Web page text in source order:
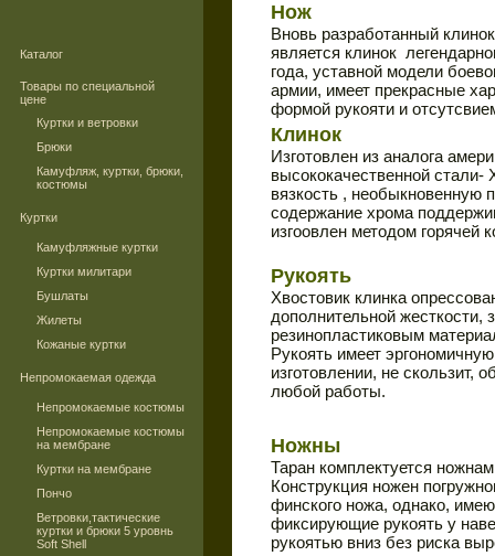
Каталог
Товары по специальной
цене
Куртки и ветровки
Брюки
Камуфляж, куртки, брюки,
костюмы
Куртки
Камуфляжные куртки
Куртки милитари
Бушлаты
Жилеты
Кожаные куртки
Непромокаемая одежда
Непромокаемые костюмы
Непромокаемые костюмы
на мембране
Куртки на мембране
Пончо
Ветровки,тактические
куртки и брюки 5 уровнь
Soft Shell
Нож
Вновь разработанный
является клинок
года, уставной модели
армии, имеет прекрасные
формой рукояти и
Клинок
Изготовлен из аналога
высококачественной
вязкость , необыкновенную
содержание хрома
изгоовлен методом горячей
Рукоять
Хвостовик клинка
дополнительной жесткости,
резинопластиковым
Рукоять имеет
изготовлении, не скользит,
любой работы.
Ножны
Таран комплектуется
Конструкция ножен
финского ножа, однако,
фиксирующие рукоять у
рукоятью вниз без риска